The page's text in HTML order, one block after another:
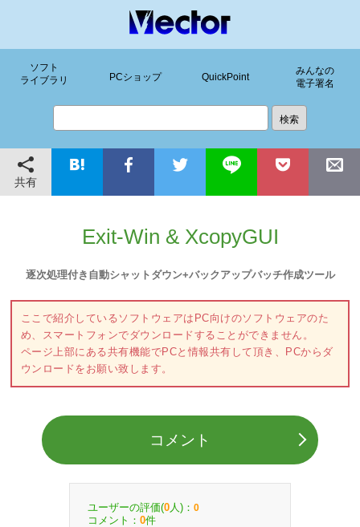
ソフト
ライブラリ
PCショップ QuickPoint
みんなの
電子署名
共有
Exit-Win & XcopyGUI
逐次処理付き自動シャットダウン+バックアップバッチ作成ツール
ここで紹介しているソフトウェアはPC向けのソフトウェアのた
め、スマートフォンでダウンロードすることができません。
ページ上部にある共有機能でPCと情報共有して頂き、PCからダ
ウンロードをお願い致します。
コメント
ユーザーの評価(0 人)： 0
コメント： 0件